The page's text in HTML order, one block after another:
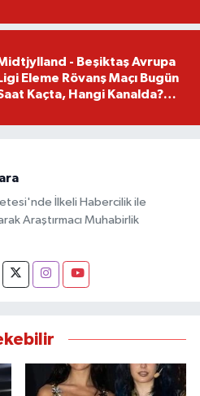
- Beşiktaş Avrupa
Ligi Eleme Rövanş Maçı Bugün
Kaçta, Hangi Kanalda?
İlkeli Habercilik ile
Araştırmacı Muhabirlik